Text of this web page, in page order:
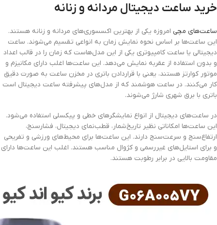
خرید ساعت دیجیتال مردانه و زنانه
ساعت‌های مچی امروزه یکی از بهترین اکسسوری‌های مردانه و زنانه هستند.
این ساعت‌ها بر اساس نحوه نمایش زمان به انواعی تقسیم می‌شوند. ساعت
دیجیتالی یا ساعت کامپیوتری یکی از این مدل‌هاست که زمان را در قالب اعداد
و بدون استفاده از عقربه نمایش می‌دهد. این ساعت‌ها اغلب دارای مکانیزم و
موتور کوارتز هستند، یعنی با قراردادن باتری در مخزن ساعت به صورت دقیق
کار می‌کنند. در ساعت هوشمند که از مدل‌های پیشرفته ساعت دیجیتال است
باتری با برق شهری شارژ می‌شوند.
در ساعت‌های دیجیتال از انواع نمایشگرهای خطی و پیکسلی استفاده می‌شود.
این ساعت‌ها امکاناتی نظیر تاریخ‌شمار، قطب‌نمای دیجیتال، فشارسنج،
ارتفاع‌سنج و سرعت‌سنج دارند. این ساعت‌ها برای محیط‌های ورزشی و تفریحی
و برای استایل‌های غیررسمی و کژوال مناسب هستند. اغلب این ساعت‌ها دارای
مقاومت بالایی در برابر رطوبت هستند.